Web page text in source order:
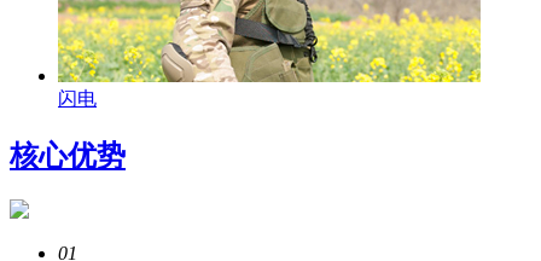
闪电
核心优势
01